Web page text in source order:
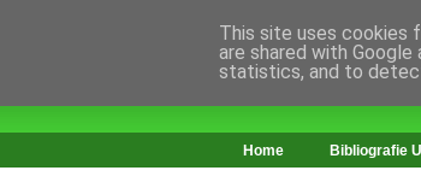
Home Bibliografie
This site uses cookies
are shared with
statistics, and to